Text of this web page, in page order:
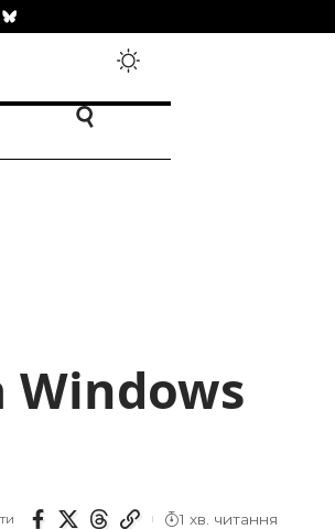
Windows
1 хв. читання